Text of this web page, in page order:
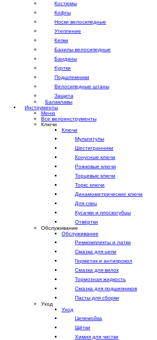
Костюмы
Кофты
Носки велосипедные
Утепление
Кепки
Бахилы велосипедные
Банданы
Куртки
Подшлемники
Велосипедные штаны
Защита
Балаклавы
Инструменты
Меню
Все велоинструменты
Ключи
Ключи
Мультитулы
Шестигранники
Конусные ключи
Рожковые ключи
Торцевые ключи
Торкс ключи
Динамометрические ключи
Для спиц
Кусачки и плоскогубцы
Отвёртки
Обслуживание
Обслуживание
Ремкомплекты и латки
Смазка для цепи
Герметик и антипрокол
Смазка для вилок
Тормозная жидкость
Смазка для подшипников
Пасты для сборки
Уход
Уход
Цепемойка
Щётки
Химия для чистки